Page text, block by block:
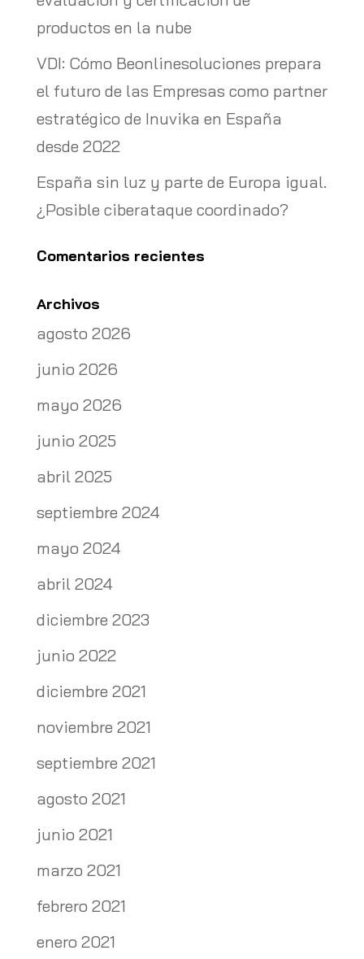
productos en la nube
VDI: Cómo Beonlinesoluciones prepara
el futuro de las Empresas como partner
estratégico de Inuvika en España
desde 2022
España sin luz y parte de Europa igual.
¿Posible ciberataque coordinado?
Comentarios recientes
Archivos
agosto 2026
junio 2026
mayo 2026
junio 2025
abril 2025
septiembre 2024
mayo 2024
abril 2024
diciembre 2023
junio 2022
diciembre 2021
noviembre 2021
septiembre 2021
agosto 2021
junio 2021
marzo 2021
febrero 2021
enero 2021